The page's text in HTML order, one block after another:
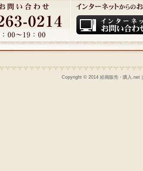
Copyright © 2014 絵画販売・購入.net